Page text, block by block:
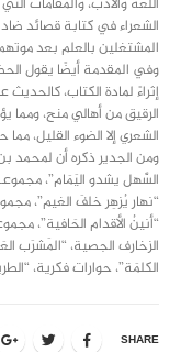
الشعراء في كتابة قصائد
المشتغلين بالعلم بعد
وفي المقدمة أيضًا يقول
إثراءً لمادة الكتاب،
الرقيق من أهالي منح،
الشعري إلا الضوء القليل،
ومن الجدير ذكره أن لمحمد
السَّهل يشدو اليَمَام”،
“نهار يُزهِر خلفَ الغيم”،
“أنينُ الأقدام الحَافية”،
الزخارف الجصية، “المَشرَب
الكلمَة”، حوارات فكرية،
SHARE